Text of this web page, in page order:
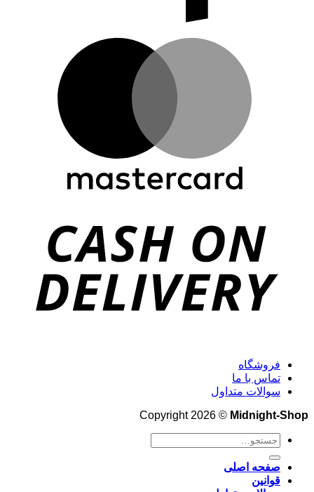
فروشگاه
تماس با ما
سوالات متداول
Copyright 2026 © Midnight-Shop
جستجو
صفحه اصلی
قوانین